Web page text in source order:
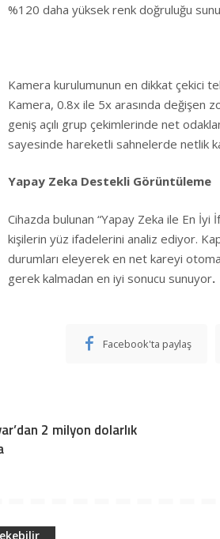
%120 daha yüksek renk doğruluğu
Kamera kurulumunun en dikkat çekici
Kamera, 0.8x ile 5x arasında değişen
geniş açılı grup çekimlerinde net
sayesinde hareketli sahnelerde netlik
Yapay Zeka Destekli Görüntüleme
Cihazda bulunan “Yapay Zeka ile En
kişilerin yüz ifadelerini analiz ediyor.
durumları eleyerek en net kareyi
gerek kalmadan en iyi sonucu sunuyor.
Facebook'ta paylaş
2 milyon dolarlık